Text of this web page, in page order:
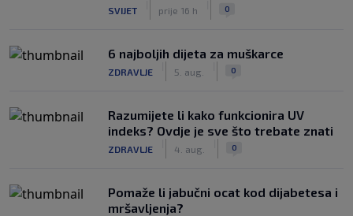
SVIJET prije 16 h 0
6 najboljih dijeta za muškarce
ZDRAVLJE 5. aug. 0
Razumijete li kako funkcionira UV
indeks? Ovdje je sve što trebate znati
ZDRAVLJE 4. aug. 0
Pomaže li jabučni ocat kod dijabetesa i
mršavljenja?